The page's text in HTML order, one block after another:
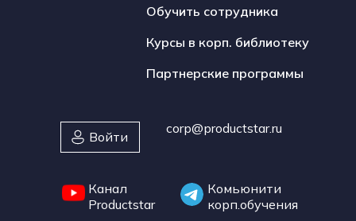
Обучить сотрудника
Курсы в корп. библиотеку
Партнерские программы
Комьюнити
корп.обучения
Войти
corp@productstar.ru
Канал
Productstar